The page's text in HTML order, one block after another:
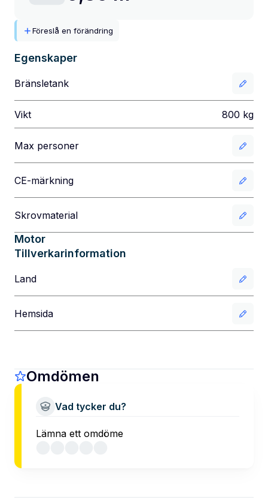
Föreslå en förändring
Egenskaper
Bränsletank
Vikt 800 kg
Max personer
CE-märkning
Skrovmaterial
Motor
Tillverkarinformation
Land
Hemsida
Omdömen
Vad tycker du?
Lämna ett omdöme